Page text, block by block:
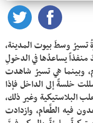
في صباحٍ جميل خرجت النملةُ الصَّغيرةُ تسيرُ وسطَ بيوت المدينة،
تنتقلُ من مكانٍ إلى آخر تحاولُ أن تجدَ منفذاً يساعدُها في الدخولِ
إلى إحدى البيوت لتحصلَ على الطَّعام، وبينما هي تسيرُ شاهدت
بها تصبحُ في مكانٍ مليء بالصحون والعلب البلاستيكية وغير ذلك،
فابتسمت قائلة: إنَّهُ المطبخ الذي يعدون فيه الطَّعام، وازدادت